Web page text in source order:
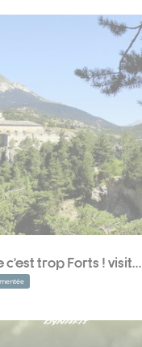
c’est trop Forts ! visit…